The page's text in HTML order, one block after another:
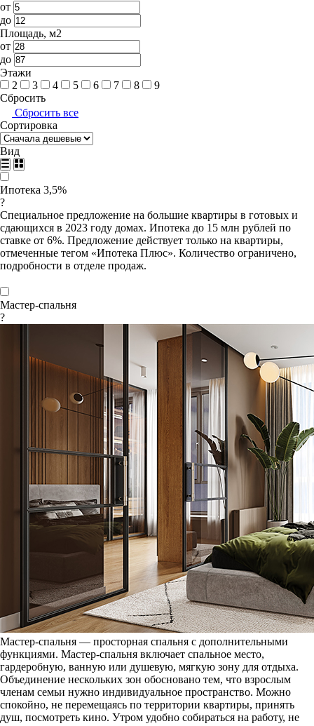
от
до
Площадь, м2
от
до
Этажи
2
3 4 5 6 7 8
9
Сбросить
Сбросить все
Сортировка
Вид
Ипотека 3,5%
?
Специальное предложение на большие квартиры в готовых и
сдающихся в 2023 году домах. Ипотека до 15 млн рублей по
ставке от 6%. Предложение действует только на квартиры,
отмеченные тегом «Ипотека Плюс». Количество ограничено,
подробности в отделе продаж.
Мастер-спальня
?
Мастер-спальня — просторная спальня с дополнительными
функциями. Мастер-спальня включает спальное место,
гардеробную, ванную или душевую, мягкую зону для отдыха.
Объединение нескольких зон обосновано тем, что взрослым
членам семьи нужно индивидуальное пространство. Можно
спокойно, не перемещаясь по территории квартиры, принять
душ, посмотреть кино. Утром удобно собираться на работу, не